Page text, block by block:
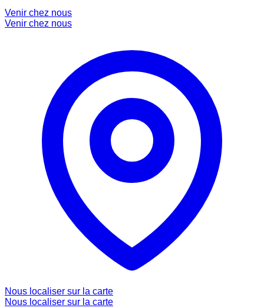
Venir chez nous
Venir chez nous
Nous localiser sur la carte
Nous localiser sur la carte